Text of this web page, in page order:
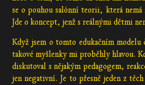
se o pouhou salónní teorii, která nemá
Jde o koncept, jenž s reálnými dětmi
Když jsem o tomto edukačním
takové myšlenky mi proběhly hlavou.
diskutoval s nějakým pedagogem,
jen negativní. Je to přesně jeden z